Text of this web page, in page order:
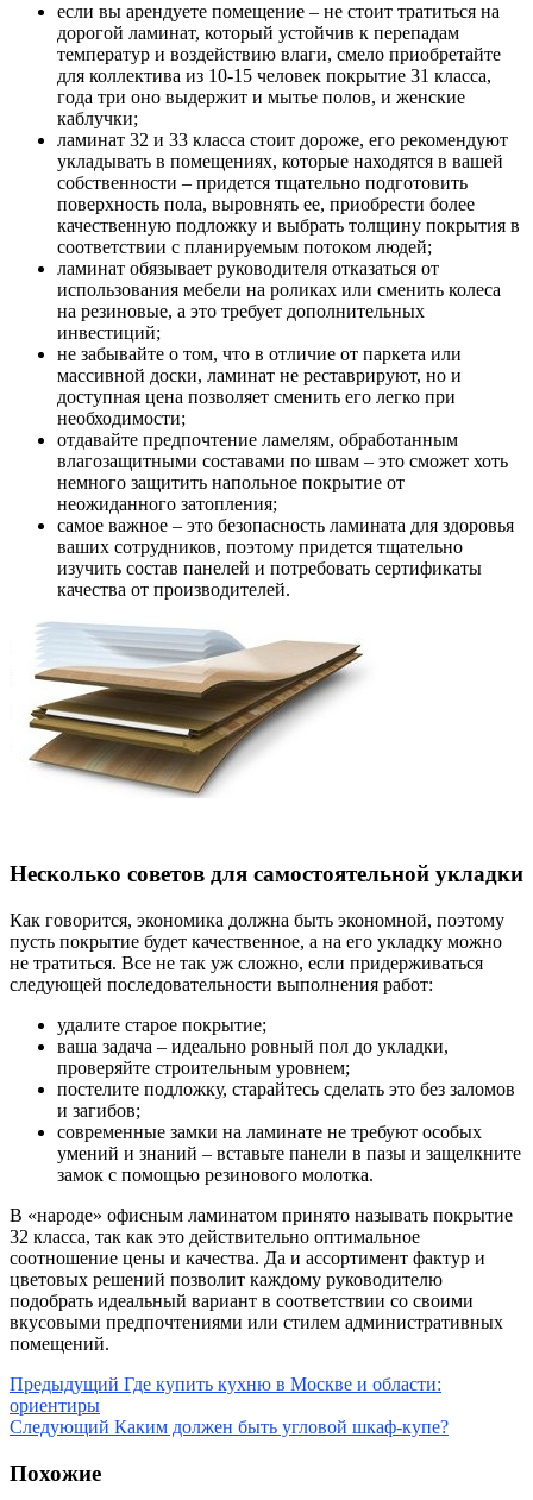
если вы арендуете помещение – не стоит тратиться на
дорогой ламинат, который устойчив к перепадам
температур и воздействию влаги, смело приобретайте
для коллектива из 10-15 человек покрытие 31 класса,
года три оно выдержит и мытье полов, и женские
каблучки;
ламинат 32 и 33 класса стоит дороже, его рекомендуют
укладывать в помещениях, которые находятся в вашей
собственности – придется тщательно подготовить
поверхность пола, выровнять ее, приобрести более
качественную подложку и выбрать толщину покрытия в
соответствии с планируемым потоком людей;
ламинат обязывает руководителя отказаться от
использования мебели на роликах или сменить колеса
на резиновые, а это требует дополнительных
инвестиций;
не забывайте о том, что в отличие от паркета или
массивной доски, ламинат не реставрируют, но и
доступная цена позволяет сменить его легко при
необходимости;
отдавайте предпочтение ламелям, обработанным
влагозащитными составами по швам – это сможет хоть
немного защитить напольное покрытие от
неожиданного затопления;
самое важное – это безопасность ламината для здоровья
ваших сотрудников, поэтому придется тщательно
изучить состав панелей и потребовать сертификаты
качества от производителей.
Несколько советов для самостоятельной укладки
Как говорится, экономика должна быть экономной, поэтому
пусть покрытие будет качественное, а на его укладку можно
не тратиться. Все не так уж сложно, если придерживаться
следующей последовательности выполнения работ:
удалите старое покрытие;
ваша задача – идеально ровный пол до укладки,
проверяйте строительным уровнем;
постелите подложку, старайтесь сделать это без заломов
и загибов;
современные замки на ламинате не требуют особых
умений и знаний – вставьте панели в пазы и защелкните
замок с помощью резинового молотка.
В «народе» офисным ламинатом принято называть покрытие
32 класса, так как это действительно оптимальное
соотношение цены и качества. Да и ассортимент фактур и
цветовых решений позволит каждому руководителю
подобрать идеальный вариант в соответствии со своими
вкусовыми предпочтениями или стилем административных
помещений.
Предыдущий Где купить кухню в Москве и области:
ориентиры
Следующий Каким должен быть угловой шкаф-купе?
Похожие